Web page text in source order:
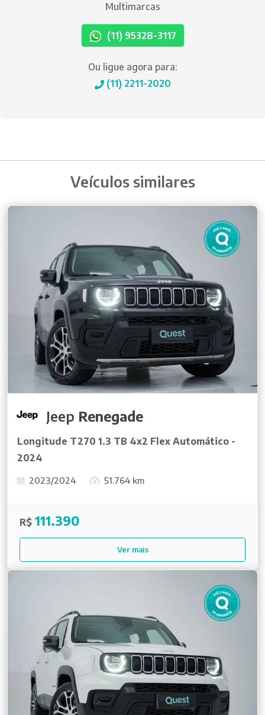
Multimarcas
(11) 95328-3117
Ou ligue agora para:
(11) 2211-2020
Veículos similares
Jeep Renegade
Longitude T270 1.3 TB 4x2 Flex Automático -
2024
2023/2024 51.764 km
R$ 111.390
Ver mais